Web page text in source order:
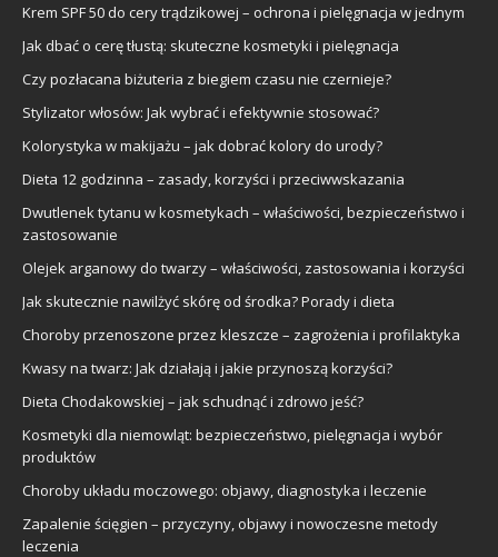
Krem SPF 50 do cery trądzikowej – ochrona i pielęgnacja w jednym
Jak dbać o cerę tłustą: skuteczne kosmetyki i pielęgnacja
Czy pozłacana biżuteria z biegiem czasu nie czernieje?
Stylizator włosów: Jak wybrać i efektywnie stosować?
Kolorystyka w makijażu – jak dobrać kolory do urody?
Dieta 12 godzinna – zasady, korzyści i przeciwwskazania
Dwutlenek tytanu w kosmetykach – właściwości, bezpieczeństwo i
zastosowanie
Olejek arganowy do twarzy – właściwości, zastosowania i korzyści
Jak skutecznie nawilżyć skórę od środka? Porady i dieta
Choroby przenoszone przez kleszcze – zagrożenia i profilaktyka
Kwasy na twarz: Jak działają i jakie przynoszą korzyści?
Dieta Chodakowskiej – jak schudnąć i zdrowo jeść?
Kosmetyki dla niemowląt: bezpieczeństwo, pielęgnacja i wybór
produktów
Choroby układu moczowego: objawy, diagnostyka i leczenie
Zapalenie ścięgien – przyczyny, objawy i nowoczesne metody
leczenia